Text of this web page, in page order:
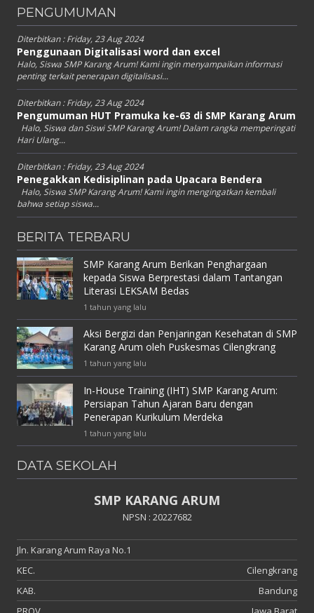
PENGUMUMAN
Diterbitkan :Friday, 23 Aug 2024
Penggunaan Digitalisasi word dan excel
Halo, Siswa SMP Karang Arum! Kami ingin menyampaikan informasi
penting terkait penerapan digitalisasi...
Diterbitkan :Friday, 23 Aug 2024
Pengumuman HUT Pramuka ke-63 di SMP Karang Arum
Halo, Siswa dan Siswi SMP Karang Arum! Dalam rangka memperingati
Hari Ulang...
Diterbitkan :Friday, 23 Aug 2024
Penegakkan Kedisiplinan pada Upacara Bendera
Halo, Siswa SMP Karang Arum! Kami ingin mengingatkan kembali
bahwa setiap siswa...
BERITA TERBARU
SMP Karang Arum Berikan Penghargaan
kepada Siswa Berprestasi dalam Tantangan
Literasi LEKSAM Bedas
1 tahun yang lalu
Aksi Bergizi dan Penjaringan Kesehatan di SMP
Karang Arum oleh Puskesmas Cilengkrang
1 tahun yang lalu
In-House Training (IHT) SMP Karang Arum:
Persiapan Tahun Ajaran Baru dengan
Penerapan Kurikulum Merdeka
1 tahun yang lalu
DATA SEKOLAH
SMP KARANG ARUM
NPSN : 20227682
Jln. Karang Arum Raya No.1
KEC.
Cilengkrang
KAB.
Bandung